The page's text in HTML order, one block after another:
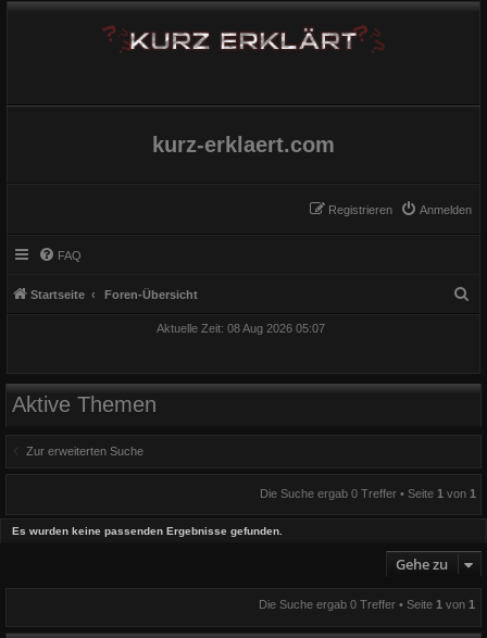
kurz-erklaert.com
Anmelden
Registrieren
FAQ
Startseite Foren-Übersicht
Aktuelle Zeit: 08 Aug 2026 05:07
Aktive Themen
Zur erweiterten Suche
Die Suche ergab 0 Treffer • Seite 1von 1
Es wurden keine passenden Ergebnisse gefunden.
Gehe zu
Die Suche ergab 0 Treffer • Seite 1 von 1